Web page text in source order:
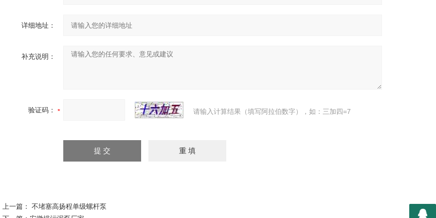
详细地址：
补充说明：
验证码： 请输入计算结果（填写阿拉伯数字），如：三加四=7
上一篇： 不堵塞高扬程单级螺杆泵